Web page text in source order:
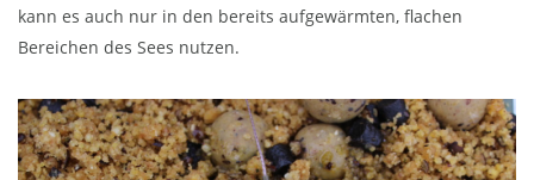
kann es auch nur in den bereits aufgewärmten, flachen
Bereichen des Sees nutzen.